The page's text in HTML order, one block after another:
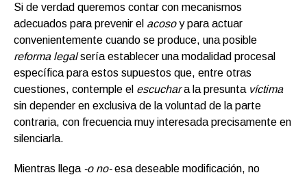
Si de verdad queremos contar con mecanismos
adecuados para prevenir el acosoy para actuar
convenientemente cuando se produce, una posible
reforma legalsería establecer una modalidad procesal
específica para estos supuestos que, entre otras
cuestiones, contemple el escuchara la presunta víctima
sin depender en exclusiva de la voluntad de la parte
contraria, con frecuencia muy interesada precisamente en
silenciarla.
Mientras llega -o no-esa deseable modificación, no